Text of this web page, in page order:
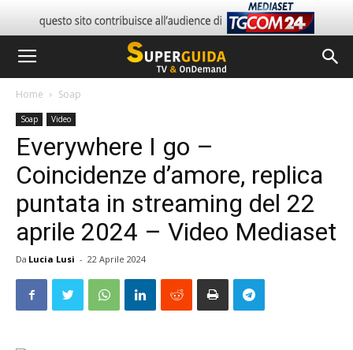
Home Soap
Soap Video
Everywhere I go –
Coincidenze d’amore, replica
puntata in streaming del 22
aprile 2024 – Video Mediaset
Da Lucia Lusi - 22 Aprile 2024